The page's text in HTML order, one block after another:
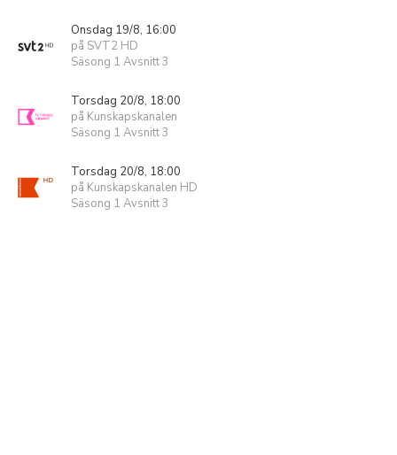
Onsdag 19/8, 16:00
på SVT2 HD
Säsong 1 Avsnitt 3
Torsdag 20/8, 18:00
på Kunskapskanalen
Säsong 1 Avsnitt 3
Torsdag 20/8, 18:00
på Kunskapskanalen HD
Säsong 1 Avsnitt 3